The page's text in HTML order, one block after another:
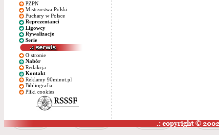
PZPN
Mistrzostwa Polski
Puchary w Polsce
Reprezentanci
Ligowcy
Rywalizacje
Serie
O stronie
Nabór
Redakcja
Kontakt
Reklamy 90minut.pl
Bibliografia
Pliki cookies